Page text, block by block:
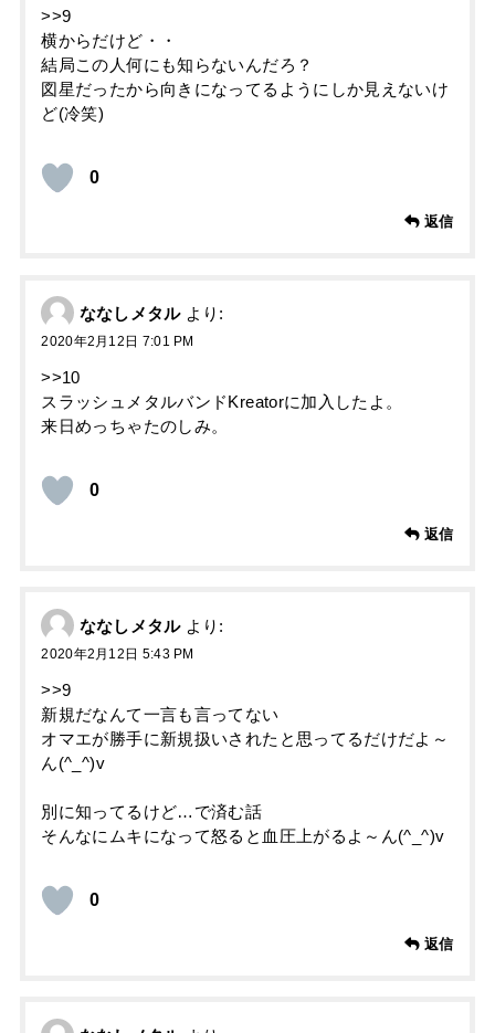
>>9
横からだけど・・
結局この人何にも知らないんだろ？
図星だったから向きになってるようにしか見えないけ
ど(冷笑)
0
返信
ななしメタル より:
2020年2月12日 7:01 PM
>>10
スラッシュメタルバンドKreatorに加入したよ。
来日めっちゃたのしみ。
0
返信
ななしメタル より:
2020年2月12日 5:43 PM
>>9
新規だなんて一言も言ってない
オマエが勝手に新規扱いされたと思ってるだけだよ～
ん(^_^)v
別に知ってるけど…で済む話
そんなにムキになって怒ると血圧上がるよ～ん(^_^)v
0
返信